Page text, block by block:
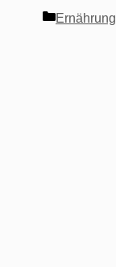
Kategorien
Ernährung